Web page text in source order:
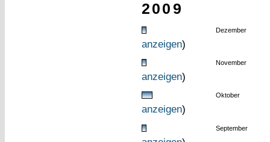
2009
Dezember
anzeigen)
November
anzeigen)
Oktober
anzeigen)
September